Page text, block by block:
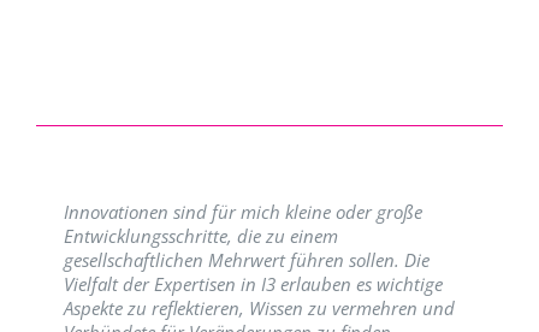
Innovationen sind für mich kleine oder große
Entwicklungsschritte, die zu einem
gesellschaftlichen Mehrwert führen sollen. Die
Vielfalt der Expertisen in I3 erlauben es wichtige
Aspekte zu reflektieren, Wissen zu vermehren und